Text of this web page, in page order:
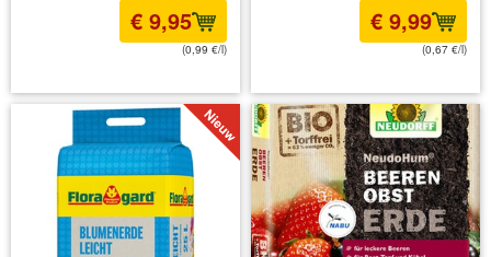
€ 9,95
(0,99 €/l)
€ 9,99
(0,67 €/l)